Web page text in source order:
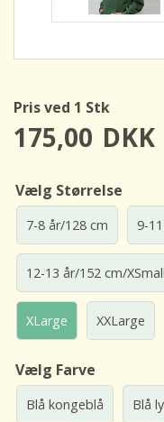
Pris ved 1 Stk
175,00 DKK
Vælg Størrelse
7-8 år/128 cm 9-
12-13 år/152 cm/XSmall
XLarge XXLarge
Vælg Farve
Blå kongeblå Blå